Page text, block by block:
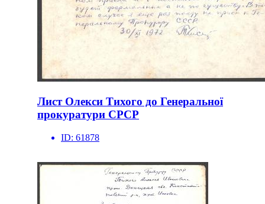
Лист Олекси Тихого до Генеральної
прокуратури СРСР
ID: 61878